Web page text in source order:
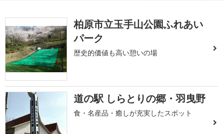
柏原市立玉手山公園ふれあい
パーク
歴史的価値も高い憩いの場
道の駅 しらとりの郷・羽曳野
食・名産品・癒しが充実したスポット